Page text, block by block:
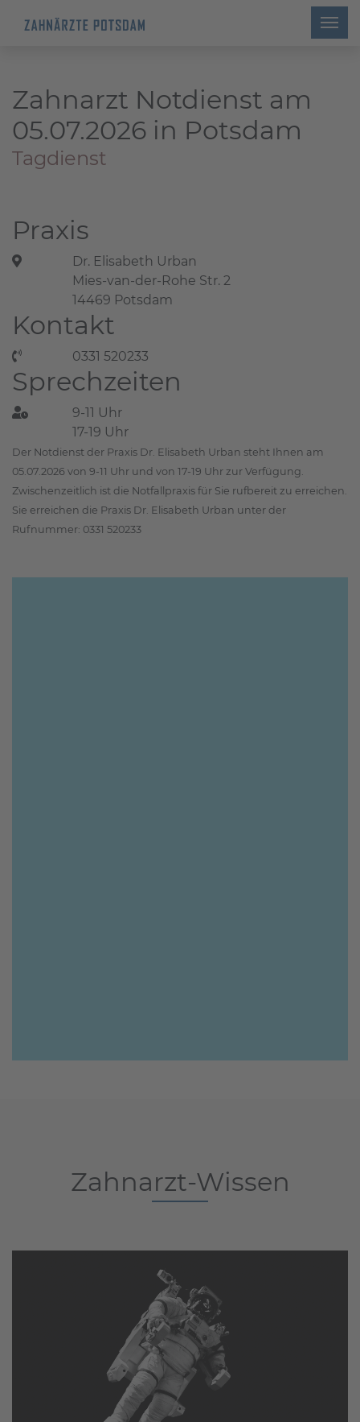
Zahnarzt Notdienst am
05.07.2026 in Potsdam
Tagdienst
Praxis
Dr. Elisabeth Urban
Mies-van-der-Rohe Str. 2
14469 Potsdam
Kontakt
0331 520233
Sprechzeiten
9-11 Uhr
17-19 Uhr
Der Notdienst der Praxis Dr. Elisabeth Urban steht Ihnen am
05.07.2026 von 9-11 Uhr und von 17-19 Uhr zur Verfügung.
Zwischenzeitlich ist die Notfallpraxis für Sie rufbereit zu erreichen.
Sie erreichen die Praxis Dr. Elisabeth Urban unter der
Rufnummer: 0331 520233
Zahnarzt-Wissen